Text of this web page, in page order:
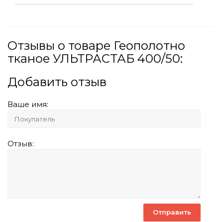
Отзывы о товаре Геополотно
тканое УЛЬТРАСТАБ 400/50:
Добавить отзыв
Ваше имя:
Отзыв: